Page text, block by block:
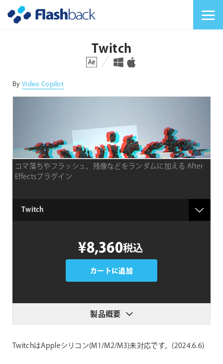
Twitch
対応プラットフォーム 対応OS
By Video Copilot
コマ落ちやフラッシュ、残像などをランダムに加える After
Effectsプラグイン
product
¥8,360税込
カートに追加
製品概要
TwitchはAppleシリコン(M1/M2/M3)未対応です。(2024.6.6)